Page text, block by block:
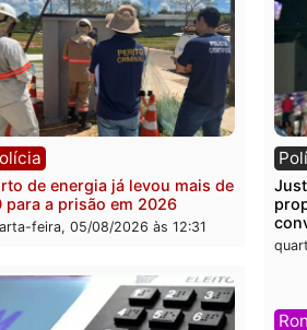
Polícia
O dinheiro do crime: PF
apreende R$ 2 milhões em Porto
milionário de lavagem
quarta-feira, 05/08/2026 às 12:46